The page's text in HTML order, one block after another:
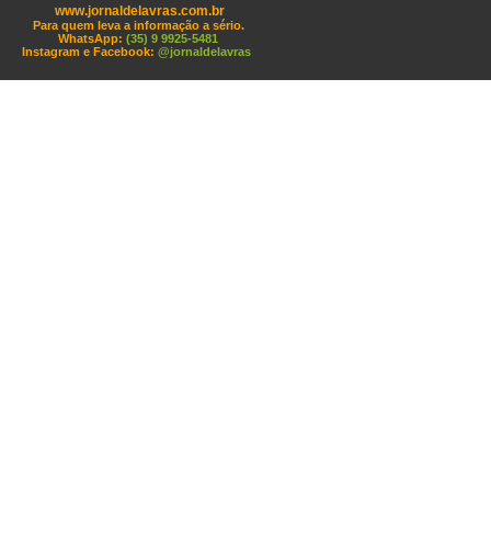
www.jornaldelavras.com.br
Para quem leva a informação a sério.
WhatsApp: (35) 9 9925-5481
Instagram e Facebook: @jornaldelavras